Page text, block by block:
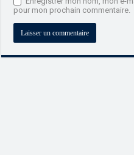
pour mon prochain commentaire.